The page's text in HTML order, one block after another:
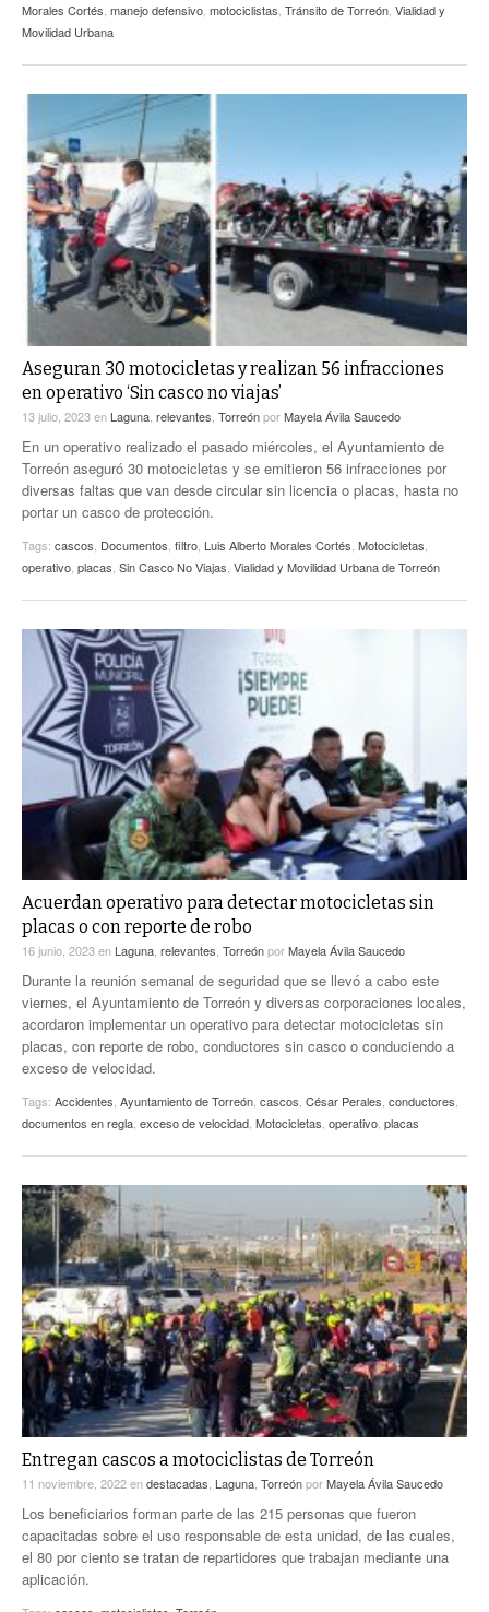
Morales Cortés, manejo defensivo, motociclistas, Tránsito de Torreón, Vialidad y
Movilidad Urbana
Aseguran 30 motocicletas y realizan 56 infracciones
en operativo ‘Sin casco no viajas’
13 julio, 2023en Laguna relevantes TorreónporMayela Ávila Saucedo
En un operativo realizado el pasado miércoles, el Ayuntamiento de
Torreón aseguró 30 motocicletas y se emitieron 56 infracciones por
diversas faltas que van desde circular sin licencia o placas, hasta no
portar un casco de protección.
Tags: cascos Documentos filtro Luis Alberto Morales Cortés Motocicletas
operativo placas Sin Casco No Viajas Vialidad y Movilidad Urbana de Torreón
Acuerdan operativo para detectar motocicletas sin
placas o con reporte de robo
16 junio, 2023en Laguna, relevantes, TorreónporMayela Ávila Saucedo
Durante la reunión semanal de seguridad que se llevó a cabo este
viernes, el Ayuntamiento de Torreón y diversas corporaciones locales,
acordaron implementar un operativo para detectar motocicletas sin
placas, con reporte de robo, conductores sin casco o conduciendo a
exceso de velocidad.
Tags: Accidentes, Ayuntamiento de Torreón, cascos, César Perales, conductores,
documentos en regla, exceso de velocidad, Motocicletas, operativo, placas
Entregan cascos a motociclistas de Torreón
11 noviembre, 2022endestacadas Laguna TorreónporMayela Ávila Saucedo
Los beneficiarios forman parte de las 215 personas que fueron
capacitadas sobre el uso responsable de esta unidad, de las cuales,
el 80 por ciento se tratan de repartidores que trabajan mediante una
aplicación.